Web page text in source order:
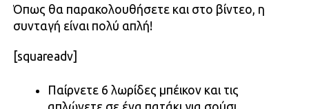
Όπως θα παρακολουθήσετε και στο βίντεο, η
συνταγή είναι πολύ απλή!
[squareadv]
Παίρνετε 6 λωρίδες μπέικον και τις